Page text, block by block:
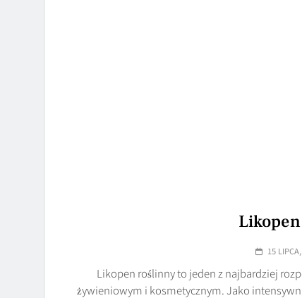
15
Likopen roślinny to jeden z najbardziej
żywieniowym i kosmetycznym. Jako